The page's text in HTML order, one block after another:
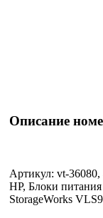
Описание
Артикул: vt-
HP, Блоки
StorageWorks